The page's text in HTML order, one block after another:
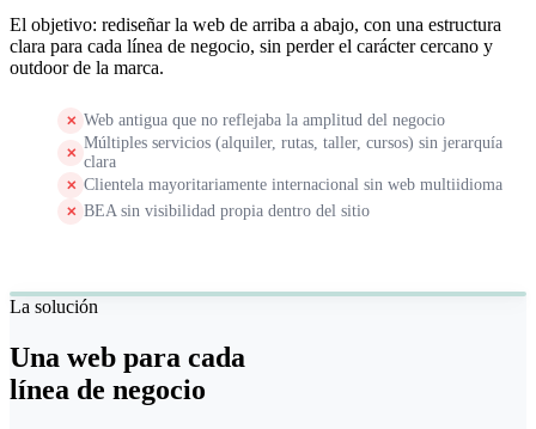
El objetivo: rediseñar la web de arriba a abajo, con una estructura
clara para cada línea de negocio, sin perder el carácter cercano y
outdoor de la marca.
✕ Web antigua que no reflejaba la amplitud del negocio
✕
Múltiples servicios (alquiler, rutas, taller, cursos) sin jerarquía
clara
✕ Clientela mayoritariamente internacional sin web multiidioma
✕ BEA sin visibilidad propia dentro del sitio
La solución
Una web para cada
línea de negocio